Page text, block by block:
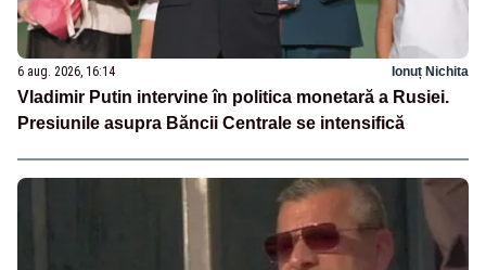
6 aug. 2026, 16:14 Ionuț Nichita
Vladimir Putin intervine în politica monetară a Rusiei.
Presiunile asupra Băncii Centrale se intensifică